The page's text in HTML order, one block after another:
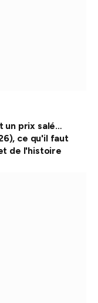
un prix salé…
ce qu'il faut
de l'histoire